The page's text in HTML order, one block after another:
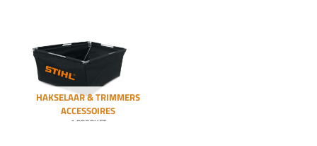
HAKSELAAR & TRIMMERS
ACCESSOIRES
1 PRODUCT